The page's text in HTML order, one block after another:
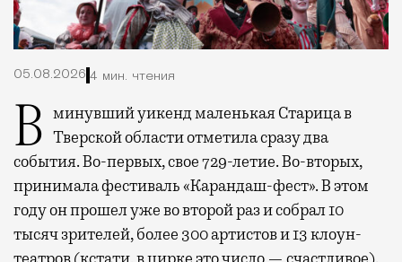
05.08.2026 4 мин. чтения
В минувший уикенд маленькая Старица в Тверской области отметила сразу два
события. Во-первых, свое 729-летие. Во-вторых,
принимала фестиваль «Карандаш-фест». В этом
году он прошел уже во второй раз и собрал 10
тысяч зрителей, более 300 артистов и 13 клоун-